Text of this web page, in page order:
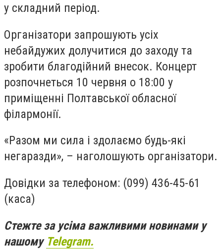
у складний період.
Організатори запрошують усіх
небайдужих долучитися до заходу та
зробити благодійний внесок. Концерт
розпочнеться 10 червня о 18:00 у
приміщенні Полтавської обласної
філармонії.
«Разом ми сила і здолаємо будь-які
негаразди», – наголошують організатори.
Довідки за телефоном: (099) 436-45-61
(каса)
Стежте за усіма важливими новинами у
нашому Telegram.